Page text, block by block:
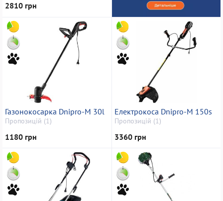
2810 грн
Газонокосарка Dnipro-M 30l
Пропозицій (1)
1180 грн
Електрокоса Dnipro-M 150s
Пропозицій (1)
3360 грн